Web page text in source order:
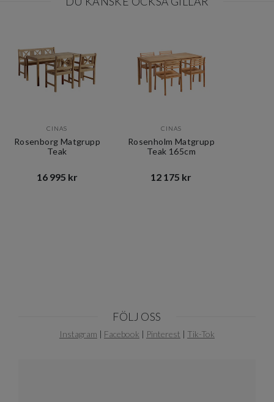
CINAS
Rosenborg Matgrupp
Teak
16 995 kr​​
CINAS
Rosenholm Matgrupp
Teak 165cm
12 175 kr​​
FÖLJ OSS
Instagram | Facebook | Pinterest | Tik-Tok